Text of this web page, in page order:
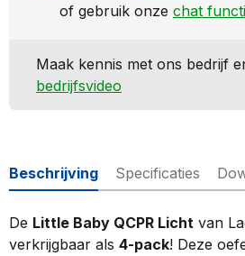
of gebruik onze chat
Maak kennis met ons bedrijf
bedrijfsvideo
Beschrijving
De Little Baby QCPR Licht van
verkrijgbaar als 4-pack! Deze
Specificaties